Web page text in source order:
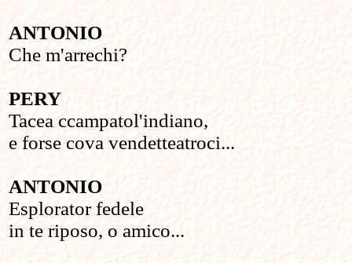
ANTONIO
Che m'arrechi?
PERY
Tacea ccampatol'indiano,
e forse cova vendetteatroci...
ANTONIO
Esplorator fedele
in te riposo, o amico...